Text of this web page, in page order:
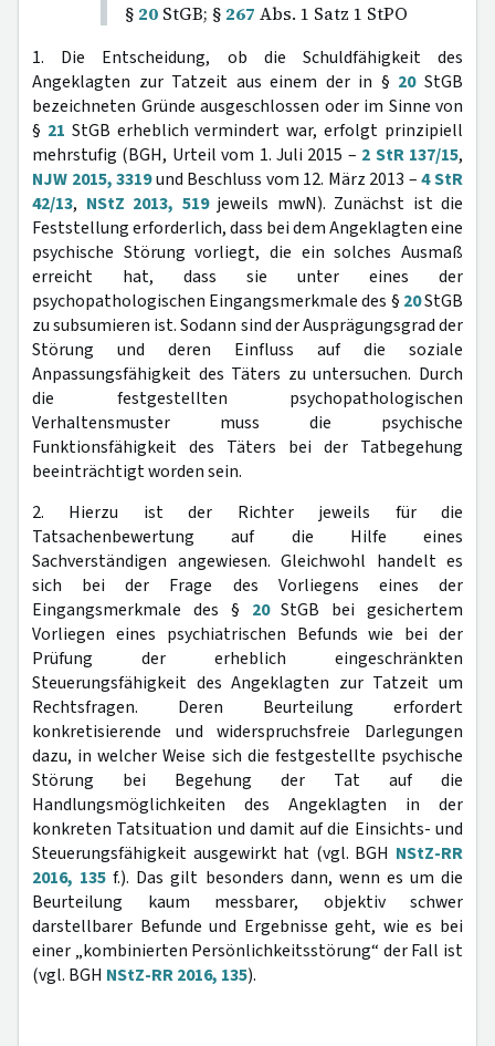
§ 20 StGB; § 267 Abs. 1 Satz 1 StPO
1. Die Entscheidung, ob die Schuldfähigkeit des
Angeklagten zur Tatzeit aus einem der in § 20StGB
bezeichneten Gründe ausgeschlossen oder im Sinne von
§ 21 StGB erheblich vermindert war, erfolgt prinzipiell
mehrstufig (BGH, Urteil vom 1. Juli 2015 – 2 StR 137/15,
NJW 2015, 3319und Beschluss vom 12. März 2013 –4 StR
42/13, NStZ 2013, 519jeweils mwN). Zunächst ist die
Feststellung erforderlich, dass bei dem Angeklagten eine
psychische Störung vorliegt, die ein solches Ausmaß
erreicht hat, dass sie unter eines der
psychopathologischen Eingangsmerkmale des § 20StGB
zu subsumieren ist. Sodann sind der Ausprägungsgrad der
Störung und deren Einfluss auf die soziale
Anpassungsfähigkeit des Täters zu untersuchen. Durch
die festgestellten psychopathologischen
Verhaltensmuster muss die psychische
Funktionsfähigkeit des Täters bei der Tatbegehung
beeinträchtigt worden sein.
2. Hierzu ist der Richter jeweils für die
Tatsachenbewertung auf die Hilfe eines
Sachverständigen angewiesen. Gleichwohl handelt es
sich bei der Frage des Vorliegens eines der
Eingangsmerkmale des § 20StGB bei gesichertem
Vorliegen eines psychiatrischen Befunds wie bei der
Prüfung der erheblich eingeschränkten
Steuerungsfähigkeit des Angeklagten zur Tatzeit um
Rechtsfragen. Deren Beurteilung erfordert
konkretisierende und widerspruchsfreie Darlegungen
dazu, in welcher Weise sich die festgestellte psychische
Störung bei Begehung der Tat auf die
Handlungsmöglichkeiten des Angeklagten in der
konkreten Tatsituation und damit auf die Einsichts- und
Steuerungsfähigkeit ausgewirkt hat (vgl. BGH NStZ-RR
2016, 135 f.). Das gilt besonders dann, wenn es um die
Beurteilung kaum messbarer, objektiv schwer
darstellbarer Befunde und Ergebnisse geht, wie es bei
einer „kombinierten Persönlichkeitsstörung“ der Fall ist
(vgl. BGH NStZ-RR 2016, 135).